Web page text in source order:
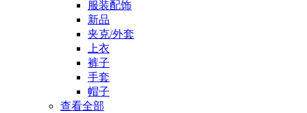
服装配饰
新品
夹克/外套
上衣
裤子
手套
帽子
查看全部